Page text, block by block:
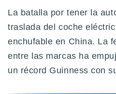
La batalla por tener la
traslada del coche
enchufable en China. La
entre las marcas ha
un récord Guinness con